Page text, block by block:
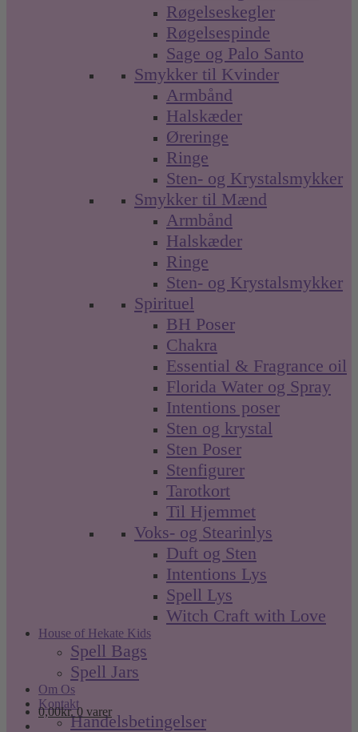
Røgelseskegler
Røgelsespinde
Sage og Palo Santo
Smykker til Kvinder
Armbånd
Halskæder
Øreringe
Ringe
Sten- og Krystalsmykker
Smykker til Mænd
Armbånd
Halskæder
Ringe
Sten- og Krystalsmykker
Spirituel
BH Poser
Chakra
Essential & Fragrance oil
Florida Water og Spray
Intentions poser
Sten og krystal
Sten Poser
Stenfigurer
Tarotkort
Til Hjemmet
Voks- og Stearinlys
Duft og Sten
Intentions Lys
Spell Lys
Witch Craft with Love
House of Hekate Kids
Spell Bags
Spell Jars
Om Os
Kontakt
Handelsbetingelser
0,00kr. 0 varer